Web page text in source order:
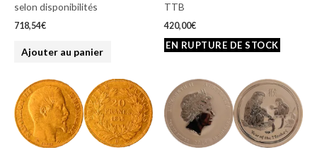
selon disponibilités
718,54€
Ajouter au panier
TTB
420,00€